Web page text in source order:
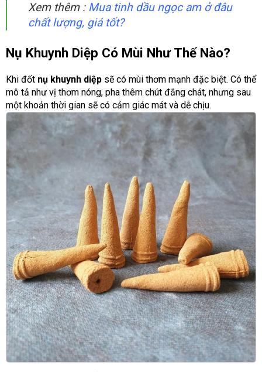
Xem thêm : Mua tinh dầu ngọc am ở đâu
chất lượng, giá tốt?
Nụ Khuynh Diệp Có Mùi Như Thế Nào?
Khi đốt nụ khuynh diệp sẽ có mùi thơm mạnh đặc biệt. Có thể
mô tả như vị thơm nóng, pha thêm chút đắng chát, nhưng sau
một khoản thời gian sẽ có cảm giác mát và dễ chịu.